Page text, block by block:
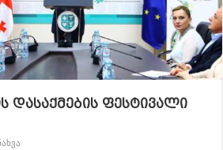
დასაქმების ფესტივალი